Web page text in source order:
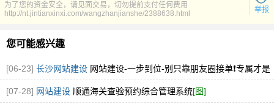
为了您的资金安全，请见面交易，切勿提前支付任何费用
举报
http://nt.jintianxinxi.com/wangzhanjianshe/2388638.html
您可能感兴趣
[06-23] 长沙网站建设 网站建设-一步到位-别只靠朋友圈接单❗️专属才是
创业底牌✨
[07-28] 网站建设 顺通海关查验预约综合管理系统[图]